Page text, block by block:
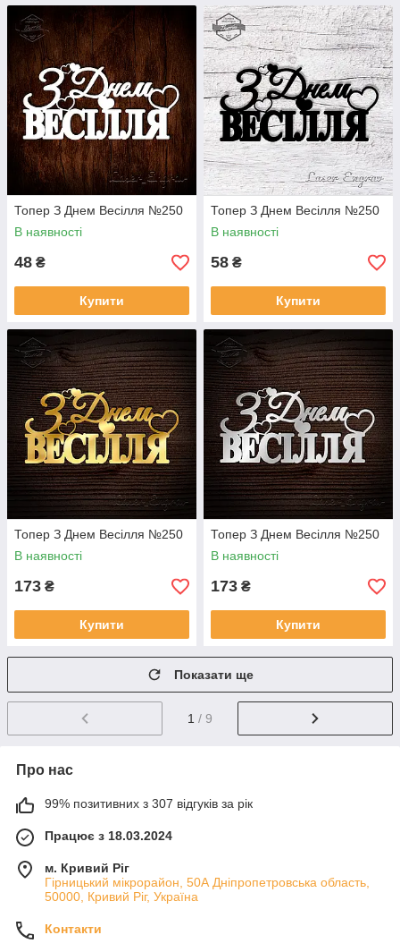
Топер З Днем Весілля №250
В наявності
48 ₴
Купити
Топер З Днем Весілля №250
В наявності
58 ₴
Купити
Топер З Днем Весілля №250
В наявності
173 ₴
Купити
Топер З Днем Весілля №250
В наявності
173 ₴
Купити
Показати ще
1 / 9
Про нас
99% позитивних з 307 відгуків за рік
Працює з 18.03.2024
м. Кривий Ріг
Гірницький мікрорайон, 50А Дніпропетровська область,
50000, Кривий Ріг, Україна
Контакти